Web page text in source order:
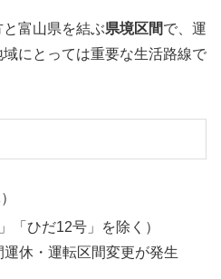
富山県を結ぶ県境区間で、運
にとっては重要な生活路線で
「ひだ12号」を除く）
休・運転区間変更が発生